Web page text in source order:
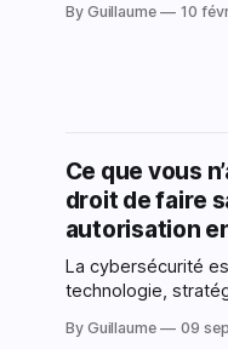
Google Workspace
By Guillaume 10
Ce que vous
droit de faire
autorisation
La cybersécurité
technologie,
informatiques est
By Guillaume 09